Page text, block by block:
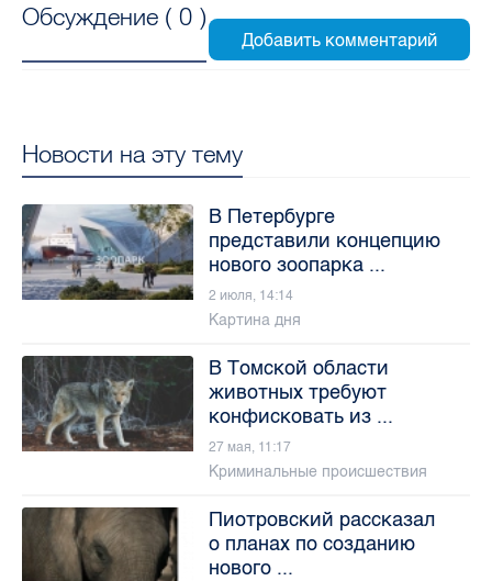
Обсуждение ( 0 )
Новости на эту тему
В Петербурге
представили концепцию
нового зоопарка ...
2 июля, 14:14
Картина дня
В Томской области
животных требуют
конфисковать из ...
27 мая, 11:17
Криминальные происшествия
Пиотровский рассказал
о планах по созданию
нового ...